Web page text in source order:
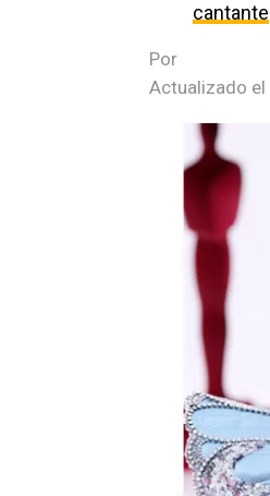
cantante
Por
Actualizado el